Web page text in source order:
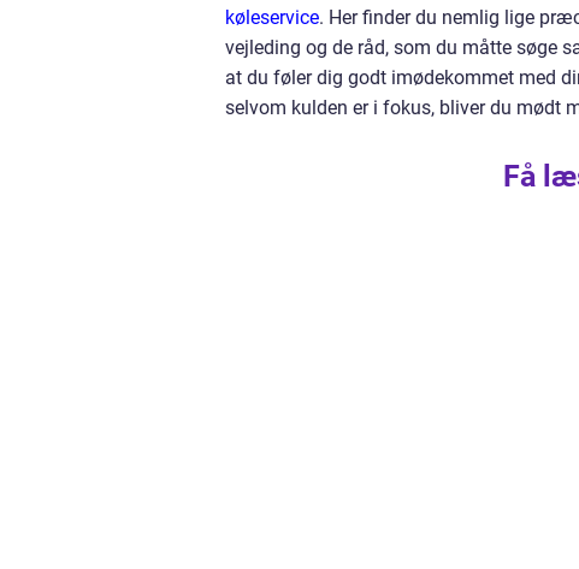
køleservice. Her finder du nemlig lige
vejleding og de råd, som du måtte søge
at du føler dig godt imødekommet med
selvom kulden er i fokus, bliver du mødt
Få